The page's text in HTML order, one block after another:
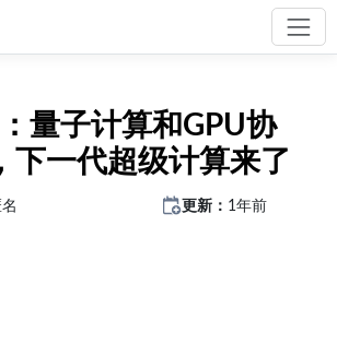
量子计算和GPU协
下一代超级计算来了
更新： 1年前